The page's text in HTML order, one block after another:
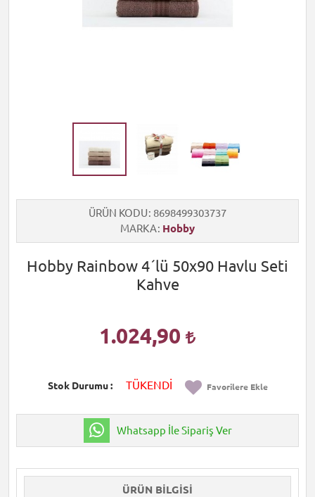
ÜRÜN KODU 8698499303737
MARKA Hobby
Hobby Rainbow 4´lü 50x90 Havlu Seti
Kahve
1.024,90
Stok Durumu TÜKENDİ Favorilere Ekle
Whatsapp İle Sipariş Ver
ÜRÜN BILGISI